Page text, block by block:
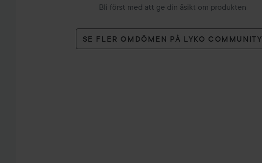
Bli först med att ge din åsikt om produkten
SE FLER OMDÖMEN PÅ LYKO COMMUNITY